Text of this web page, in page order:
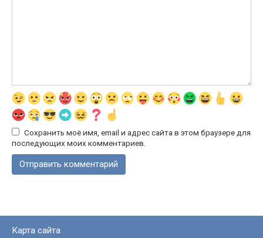
Сохранить моё имя, email и адрес сайта в этом браузере для
последующих моих комментариев.
Карта сайта